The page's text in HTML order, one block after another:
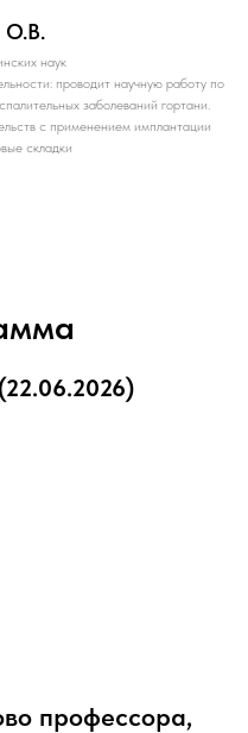
О.В.
наук
проводит научную работу по
заболеваний гортани.
с применением имплантации
складки
профессора,